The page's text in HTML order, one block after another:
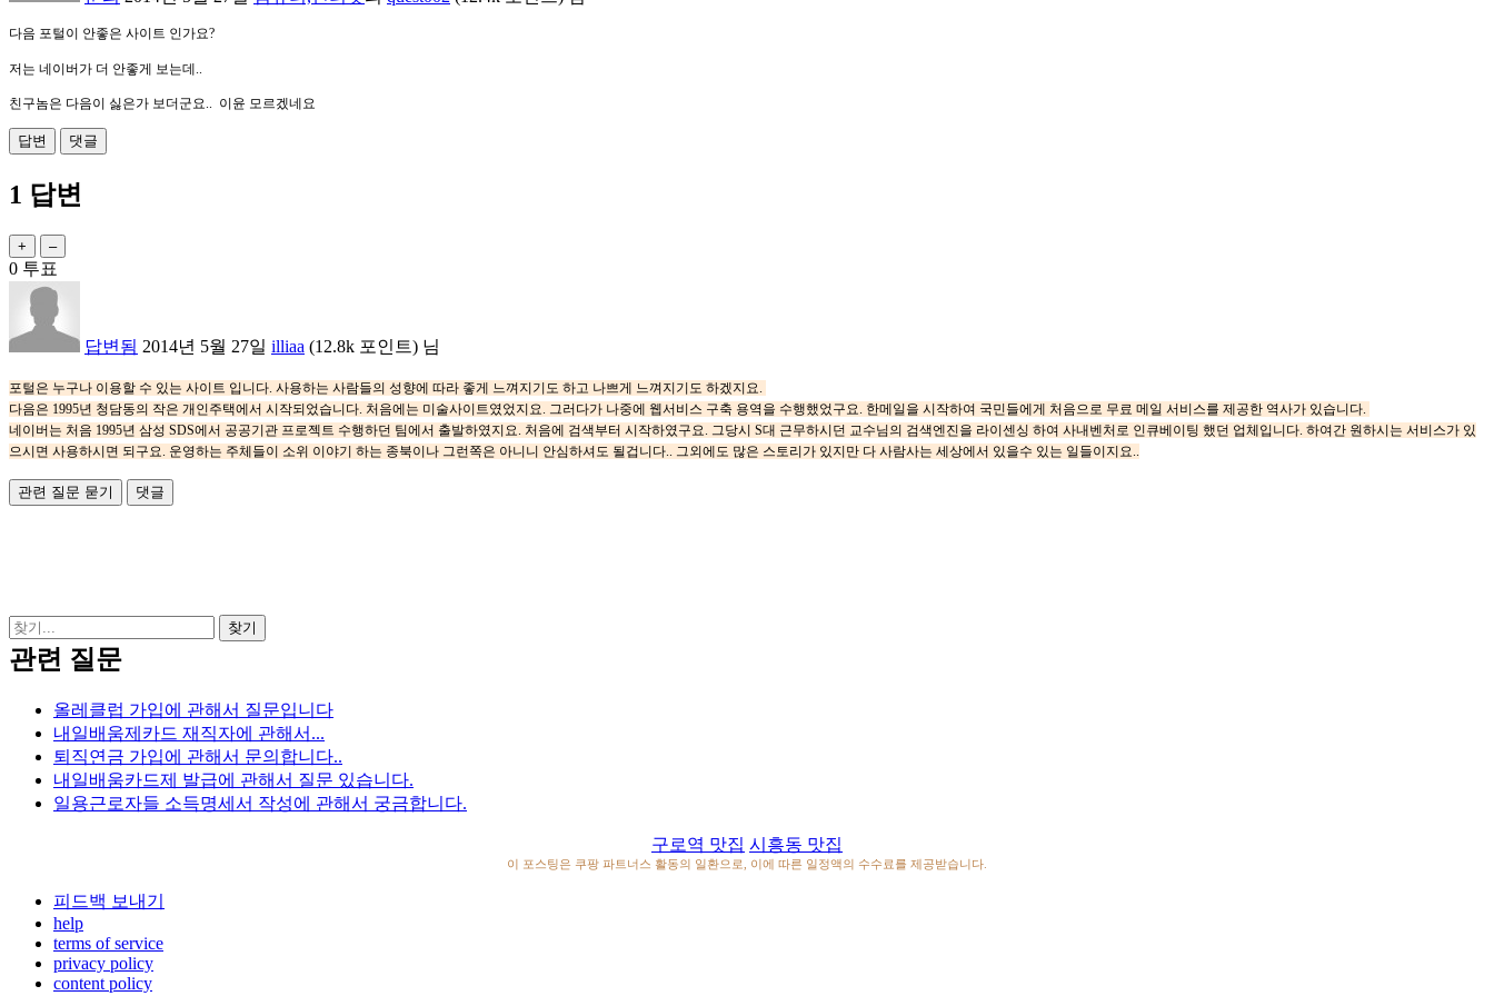
다음 포털이 안좋은 사이트 인가요?
저는 네이버가 더 안좋게 보는데..
친구놈은 다음이 싫은가 보더군요.. 이윤 모르겠네요
1 답변
0 투표
답변됨 2014년 5월 27일 illiaa (12.8k 포인트) 님
포털은 누구나 이용할 수 있는 사이트 입니다. 사용하는 사람들의 성향에 따라 좋게 느껴지기도 하고 나쁘게 느껴지기도 하겠지요.
다음은 1995년 청담동의 작은 개인주택에서 시작되었습니다. 처음에는 미술사이트였었지요. 그러다가 나중에 웹서비스 구축 용역을 수행했었구요. 한메일을 시작하여 국민들에게 처음으로 무료 메일 서비스를 제공한 역사가 있습니다.
네이버는 처음 1995년 삼성 SDS에서 공공기관 프로젝트 수행하던 팀에서 출발하였지요. 처음에 검색부터 시작하였구요. 그당시 S대 근무하시던 교수님의 검색엔진을 라이센싱 하여 사내벤처로 인큐베이팅 했던 업체입니다. 하여간 원하시는 서비스가 있
으시면 사용하시면 되구요. 운영하는 주체들이 소위 이야기 하는 종북이나 그런쪽은 아니니 안심하셔도 될겁니다.. 그외에도 많은 스토리가 있지만 다 사람사는 세상에서 있을수 있는 일들이지요..
관련 질문
올레클럽 가입에 관해서 질문입니다
내일배움제카드 재직자에 관해서...
퇴직연금 가입에 관해서 문의합니다..
내일배움카드제 발급에 관해서 질문 있습니다.
일용근로자들 소득명세서 작성에 관해서 궁금합니다.
구로역 맛집 시흥동 맛집
이 포스팅은 쿠팡 파트너스 활동의 일환으로, 이에 따른 일정액의 수수료를 제공받습니다.
피드백 보내기
help
terms of service
privacy policy
content policy